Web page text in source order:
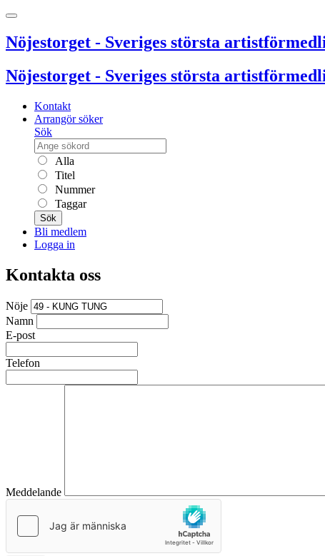
Nöjestorget - Sveriges största
Nöjestorget - Sveriges största
Kontakt
Arrangör söker
Sök
Alla
Titel
Nummer
Taggar
Sök
Bli medlem
Logga in
Kontakta oss
Nöje
Namn
E-post
Telefon
Meddelande